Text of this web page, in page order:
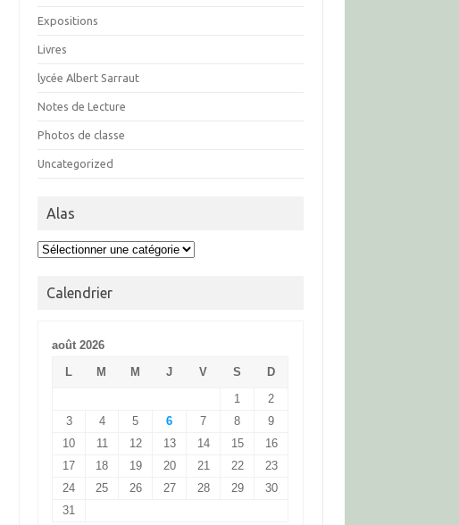
Expositions
Livres
lycée Albert Sarraut
Notes de Lecture
Photos de classe
Uncategorized
Alas
Alas
Calendrier
août 2026
L
M M J V S
D
1
2
3
4 5 6 7 8
9
10
11 12 13 14 15
16
17
18 19 20 21 22
23
24
25 26 27 28 29
30
31